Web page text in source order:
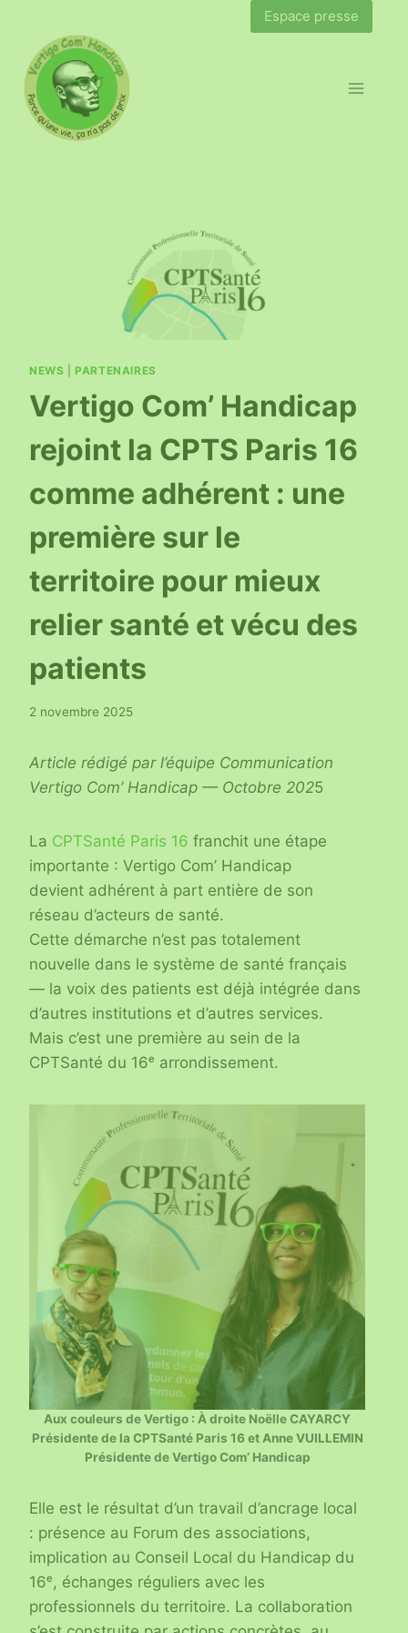
Espace presse
NEWS |PARTENAIRES
Vertigo Com’ Handicap
rejoint la CPTS Paris 16
comme adhérent : une
première sur le
territoire pour mieux
relier santé et vécu des
patients
2 novembre 2025
Article rédigé par l’équipe Communication
Vertigo Com’ Handicap — Octobre 2025
La CPTSanté Paris 16 franchit une étape
importante : Vertigo Com’ Handicap
devient adhérent à part entière de son
réseau d’acteurs de santé.
Cette démarche n’est pas totalement
nouvelle dans le système de santé français
— la voix des patients est déjà intégrée dans
d’autres institutions et d’autres services.
Mais c’est une première au sein de la
CPTSanté du 16ᵉ arrondissement.
Aux couleurs de Vertigo : À droite Noëlle CAYARCY
Présidente de la CPTSanté Paris 16 et Anne VUILLEMIN
Présidente de Vertigo Com’ Handicap
Elle est le résultat d’un travail d’ancrage local
: présence au Forum des associations,
implication au Conseil Local du Handicap du
16ᵉ, échanges réguliers avec les
professionnels du territoire. La collaboration